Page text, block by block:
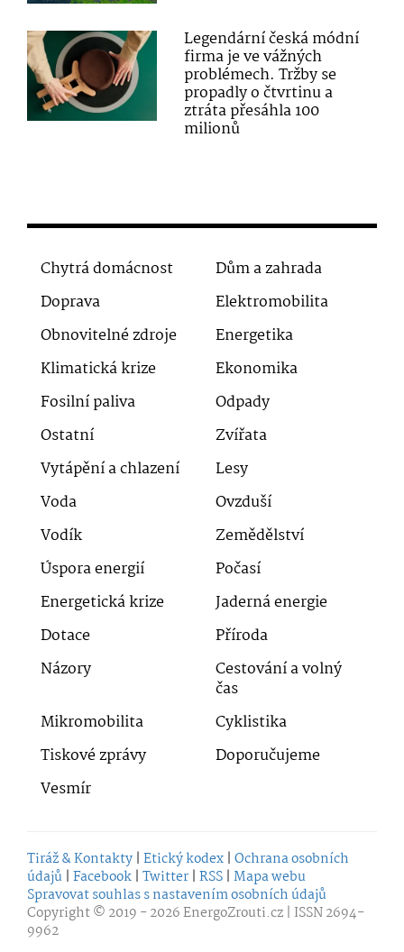
Legendární česká módní
firma je ve vážných
problémech. Tržby se
propadly o čtvrtinu a
ztráta přesáhla 100
milionů
Chytrá domácnost
Dům a zahrada
Doprava
Elektromobilita
Obnovitelné zdroje
Energetika
Klimatická krize
Ekonomika
Fosilní paliva
Odpady
Ostatní
Zvířata
Vytápění a chlazení
Lesy
Voda
Ovzduší
Vodík
Zemědělství
Úspora energií
Počasí
Energetická krize
Jaderná energie
Dotace
Příroda
Názory
Cestování a volný
čas
Mikromobilita
Cyklistika
Tiskové zprávy
Doporučujeme
Vesmír
Tiráž & Kontakty | Etický kodex | Ochrana osobních
údajů | Facebook | Twitter | RSS | Mapa webu
Spravovat souhlas s nastavením osobních údajů
Copyright © 2019 - 2026EnergoZrouti.cz | ISSN 2694-
9962